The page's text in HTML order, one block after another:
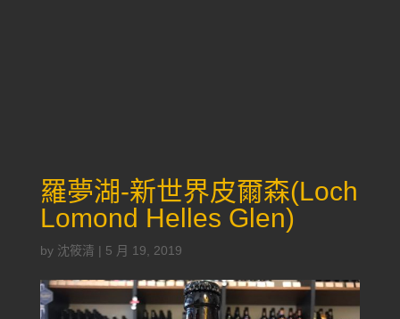
羅夢湖-新世界皮爾森(Loch
Lomond Helles Glen)
by 沈筱清 | 5 月 19, 2019